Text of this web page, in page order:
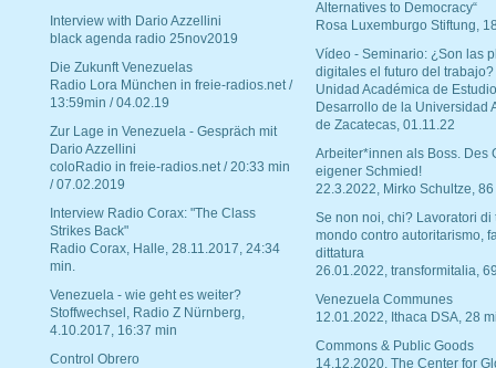
Interview with Dario Azzellini
black agenda radio 25nov2019
Die Zukunft Venezuelas
Radio Lora München in freie-radios.net /
13:59min / 04.02.19
Zur Lage in Venezuela - Gespräch mit
Dario Azzellini
coloRadio in freie-radios.net / 20:33 min
/ 07.02.2019
Interview Radio Corax: "The Class
Strikes Back"
Radio Corax, Halle, 28.11.2017, 24:34
min.
Venezuela - wie geht es weiter?
Stoffwechsel, Radio Z Nürnberg,
4.10.2017, 16:37 min
Control Obrero
Alternatives to Democracy“
Rosa Luxemburgo Stiftung,
Vídeo - Seminario: ¿Son las
digitales el futuro del trabajo?
Unidad Académica de
Desarrollo de la Universidad
de Zacatecas, 01.11.22
Arbeiter*innen als Boss. Des
eigener Schmied!
22.3.2022, Mirko Schultze, 86
Se non noi, chi? Lavoratori di
mondo contro autoritarismo,
dittatura
26.01.2022, transformitalia,
Venezuela Communes
12.01.2022, Ithaca DSA, 28
Commons & Public Goods
14.12.2020, The Center for